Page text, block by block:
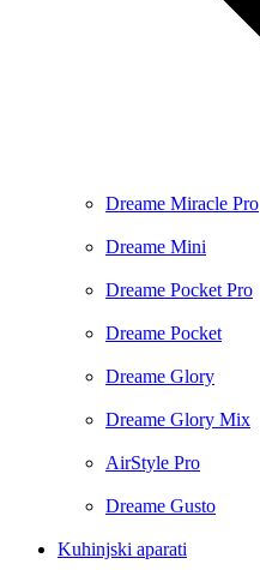
Dreame Miracle Pro
Dreame Mini
Dreame Pocket Pro
Dreame Pocket
Dreame Glory
Dreame Glory Mix
AirStyle Pro
Dreame Gusto
Kuhinjski aparati